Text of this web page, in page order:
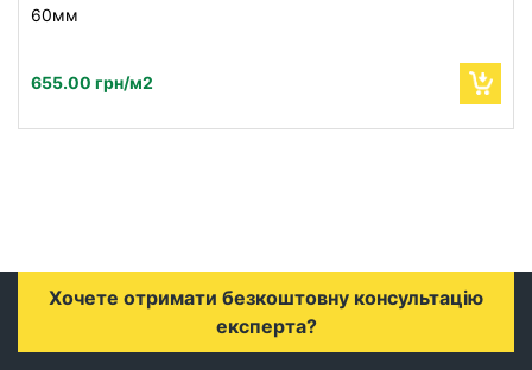
60мм
655.00 грн/м2
Хочете отримати безкоштовну консультацію
експерта?